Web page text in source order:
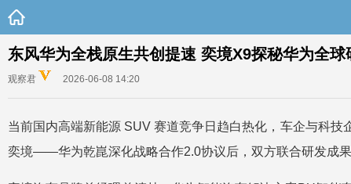
东风华为全栈原生共创提速 奕境X9探秘华为全球
观察君 2026-06-08 14:20
当前国内高端新能源 SUV 赛道竞争日趋白热化，车企与科
奕境——华为乾崑深化战略合作2.0协议后，双方联合研发成